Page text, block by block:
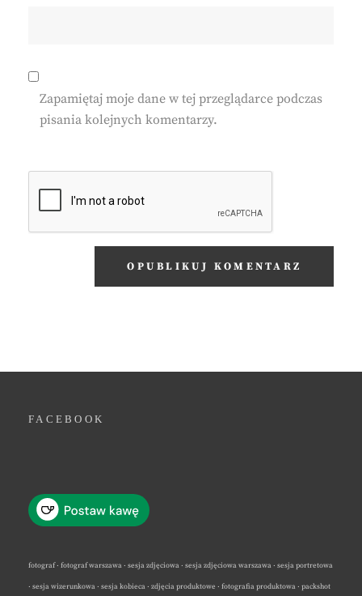
Zapamiętaj moje dane w tej przeglądarce podczas
pisania kolejnych komentarzy.
FACEBOOK
fotograf · fotograf warszawa · sesja zdjęciowa · sesja zdjęciowa warszawa · sesja portretowa
· sesja wizerunkowa · sesja kobieca · zdjęcia produktowe · fotografia produktowa · packshot